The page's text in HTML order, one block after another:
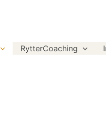
RytterCoaching